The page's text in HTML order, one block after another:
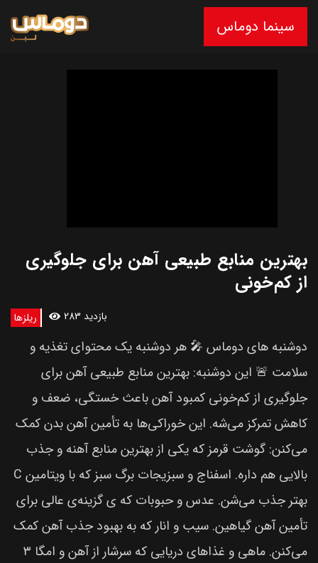
سینما دوماس
بهترین منابع طبیعی آهن برای جلوگیری
از کم‌خونی
ریلزها 283 بازدید
دوشنبه های دوماس 🎤 هر دوشنبه یک محتوای تغذیه و
سلامت 🚨 این دوشنبه: بهترین منابع طبیعی آهن برای
جلوگیری از کم‌خونی کمبود آهن باعث خستگی، ضعف و
کاهش تمرکز می‌شه. این خوراکی‌ها به تأمین آهن بدن کمک
می‌کنن: گوشت قرمز که یکی از بهترین منابع آهنه و جذب
بالایی هم داره. اسفناج و سبزیجات برگ سبز که با ویتامین C
بهتر جذب می‌شن. عدس و حبوبات که ی گزینه‌ی عالی برای
تأمین آهن گیاهین. سیب و انار که به بهبود جذب آهن کمک
می‌کنن. ماهی و غذاهای دریایی که سرشار از آهن و امگا ۳